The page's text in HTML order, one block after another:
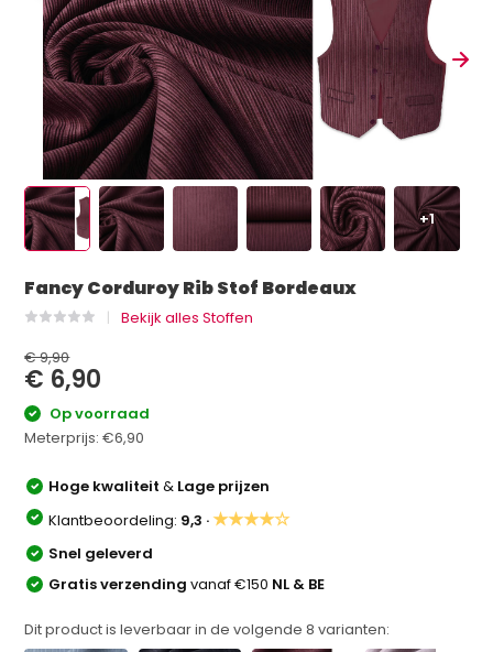
+1
Fancy Corduroy Rib Stof Bordeaux
Bekijk alles Stoffen
€ 9,90
€ 6,90
Op voorraad
Meterprijs:€6,90
Hoge kwaliteit& Lage prijzen
Klantbeoordeling: 9,3 ·★★★★☆
Snel geleverd
Gratis verzendingvanaf €150 NL & BE
Dit product is leverbaar in de volgende8 varianten: